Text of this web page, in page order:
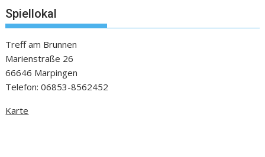
Spiellokal
Treff am Brunnen
Marienstraße 26
66646 Marpingen
Telefon: 06853-8562452
Karte